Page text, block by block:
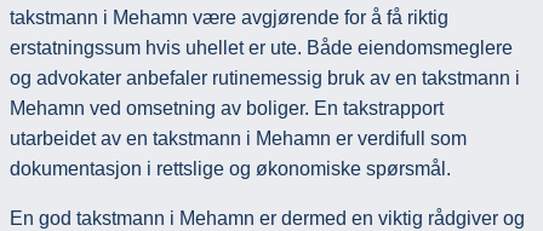
takstmann i Mehamn være avgjørende for å få riktig
erstatningssum hvis uhellet er ute. Både eiendomsmeglere
og advokater anbefaler rutinemessig bruk av en takstmann i
Mehamn ved omsetning av boliger. En takstrapport
utarbeidet av en takstmann i Mehamn er verdifull som
dokumentasjon i rettslige og økonomiske spørsmål.
En god takstmann i Mehamn er dermed en viktig rådgiver og